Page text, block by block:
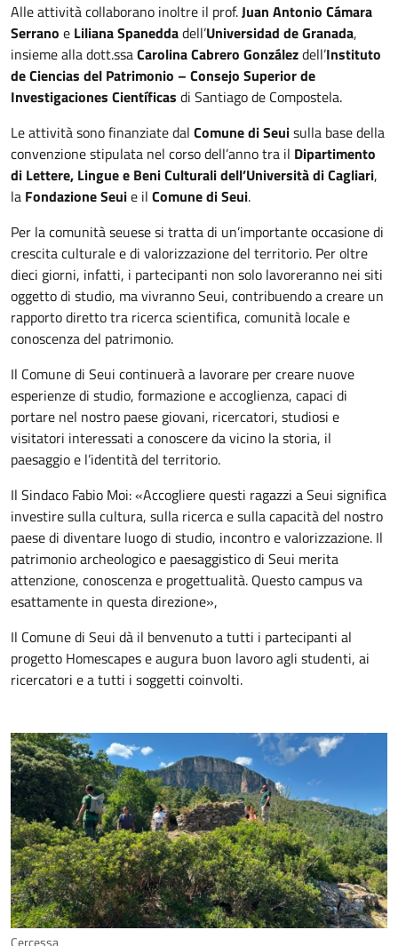
Alle attività collaborano inoltre il prof.Juan Antonio Cámara
Serrano e Liliana Spaneddadell’Universidad de Granada,
insieme alla dott.ssaCarolina Cabrero Gonzálezdell’Instituto
de Ciencias del Patrimonio – Consejo Superior de
Investigaciones Científicas di Santiago de Compostela.
Le attività sono finanziate dal Comune di Seuisulla base della
convenzione stipulata nel corso dell’anno tra il Dipartimento
di Lettere, Lingue e Beni Culturali dell’Università di Cagliari,
la Fondazione Seuie il Comune di Seui.
Per la comunità seuese si tratta di un’importante occasione di
crescita culturale e di valorizzazione del territorio. Per oltre
dieci giorni, infatti, i partecipanti non solo lavoreranno nei siti
oggetto di studio, ma vivranno Seui, contribuendo a creare un
rapporto diretto tra ricerca scientifica, comunità locale e
conoscenza del patrimonio.
Il Comune di Seui continuerà a lavorare per creare nuove
esperienze di studio, formazione e accoglienza, capaci di
portare nel nostro paese giovani, ricercatori, studiosi e
visitatori interessati a conoscere da vicino la storia, il
paesaggio e l’identità del territorio.
Il Sindaco Fabio Moi: «Accogliere questi ragazzi a Seui significa
investire sulla cultura, sulla ricerca e sulla capacità del nostro
paese di diventare luogo di studio, incontro e valorizzazione. Il
patrimonio archeologico e paesaggistico di Seui merita
attenzione, conoscenza e progettualità. Questo campus va
esattamente in questa direzione»,
Il Comune di Seui dà il benvenuto a tutti i partecipanti al
progetto Homescapes e augura buon lavoro agli studenti, ai
ricercatori e a tutti i soggetti coinvolti.